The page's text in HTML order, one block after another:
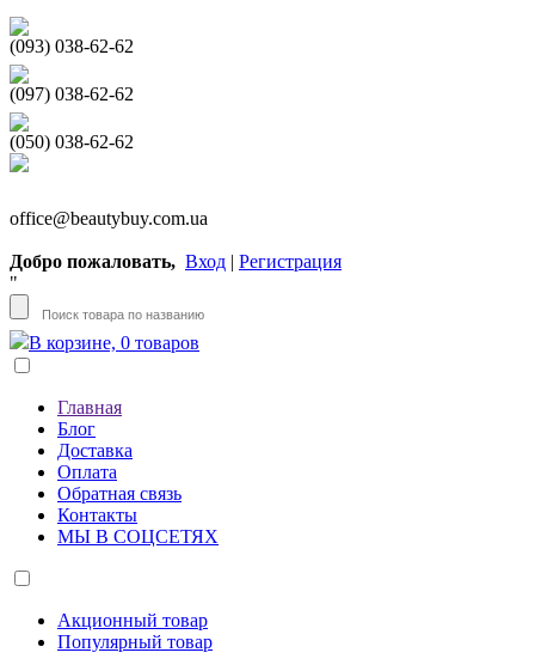
(093) 038-62-62
(097) 038-62-62
(050) 038-62-62
office@beautybuy.com.ua
Добро пожаловать, Вход | Регистрация
"
В корзине, 0 товаров
Главная
Блог
Доставка
Оплата
Обратная связь
Контакты
МЫ В СОЦСЕТЯХ
Акционный товар
Популярный товар